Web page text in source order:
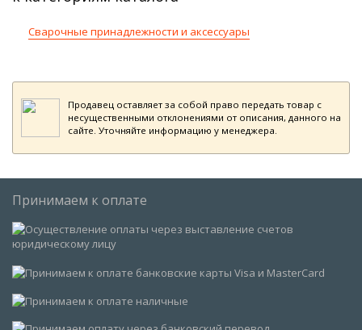
Сварочные принадлежности и аксессуары
Продавец оставляет за собой право передать товар с
несущественными отклонениями от описания, данного на
сайте. Уточняйте информацию у менеджера.
Принимаем к оплате